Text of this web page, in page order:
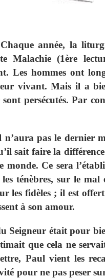
année, la
Malachie (1ère
Les hommes ont
vivant. Mais il a
persécutés. Par
pas le dernier
sait faire la
Ce sera
ténèbres, sur le
les fidèles ; il est
à son amour.
Seigneur était pour
que cela ne
Paul vient les
pour ne pas peser